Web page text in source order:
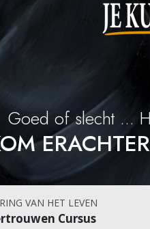
in een Kerk
van Scientology
tot Dianetics
Scientology
hele wereld
Goed of slecht ...
VAN HET LEVEN
Cursus